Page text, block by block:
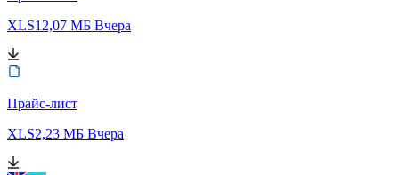
XLS12,07 МБ Вчера
Прайс-лист
XLS2,23 МБ Вчера